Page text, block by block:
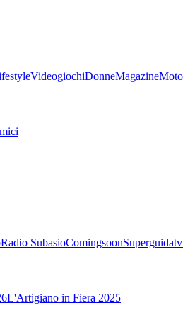
VideogiochiDonneMagazine
Radio SubasioComingsoonSuperguidatv
L'Artigiano in Fiera 2025